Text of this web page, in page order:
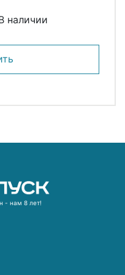
наличии
- нам 8 лет!